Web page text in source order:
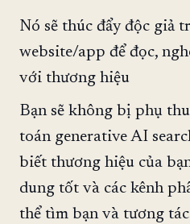
Nó sẽ thúc đẩy độc giả
website/app để đọc,
với thương hiệu
Bạn sẽ không bị phụ
toán generative AI
biết thương hiệu của
dung tốt và các kênh
thể tìm bạn và tương